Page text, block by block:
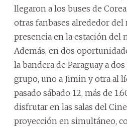
llegaron a los buses de
otras fanbases alrededor
presencia en la estación del
Además, en dos
la bandera de Paraguay a
grupo, uno a Jimin y otra al
pasado sábado 12, más de
disfrutar en las salas del
proyección en simultáneo,